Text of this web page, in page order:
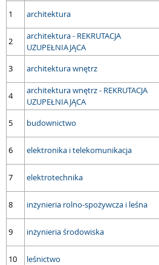
1
architektura
2
architektura - REKRUTACJA
UZUPEŁNIAJĄCA
3
architektura wnętrz
4
architektura wnętrz - REKRUTACJA
UZUPEŁNIAJĄCA
5
budownictwo
6
elektronika i telekomunikacja
7
elektrotechnika
8
inżynieria rolno-spożywcza i leśna
9
inżynieria środowiska
10
leśnictwo